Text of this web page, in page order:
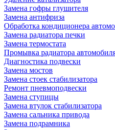
Замена гофры глушителя
Замена антифриза
Обработка кондиционера
Замена радиатора печки
Замена термостата
Промывка радиатора
Диагностика подвески
Замена мостов
Замена стоек стабилизатора
Ремонт пневмоподвески
Замена ступицы
Замена втулок стабилизатора
Замена сальника привода
Замена подрамника